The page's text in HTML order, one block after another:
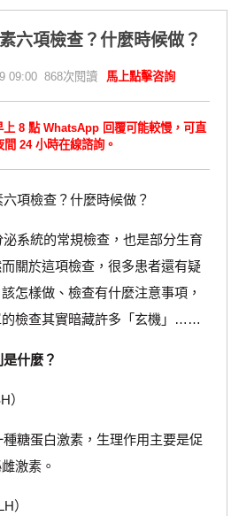
六項檢查？什麼時候做？
09:00 868次閱讀 馬上點擊咨詢
8 點 WhatsApp 回覆可能較慢，可直
間 24 小時在線諮詢。
檢查？什麼時候做？
統的常規檢查，也是部分生育
關於這項檢查，很多患者還有疑
怎樣做、檢查有什麼注意事項，
的檢查其實暗藏許多「玄機」……
什麼？
蛋白激素，生理作用主要是促
激素。
）